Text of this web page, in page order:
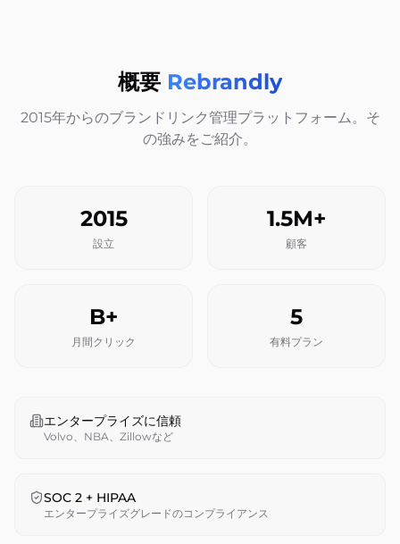
概要 Rebrandly
2015年からのブランドリンク管理プラットフォーム。そ
の強みをご紹介。
2015
設立
1.5M+
顧客
B+
月間クリック
5
有料プラン
エンタープライズに信頼
Volvo、NBA、Zillowなど
SOC 2 + HIPAA
エンタープライズグレードのコンプライアンス